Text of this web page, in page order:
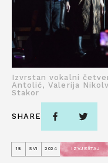
18 SVI 2024 IZVJEŠTAJ
Izvrstan vokalni
Antolić, Valerija
Stakor
SHARE